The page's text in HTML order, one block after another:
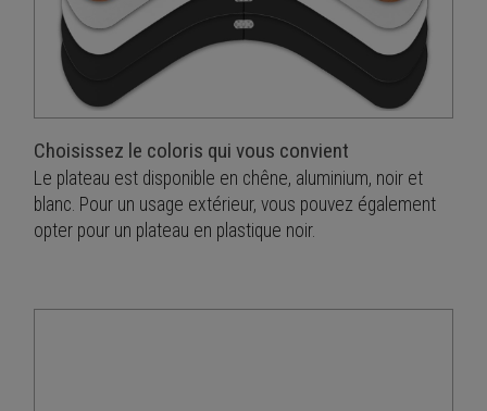
Choisissez le coloris qui vous convient
Le plateau est disponible en chêne, aluminium, noir et
blanc. Pour un usage extérieur, vous pouvez également
opter pour un plateau en plastique noir.